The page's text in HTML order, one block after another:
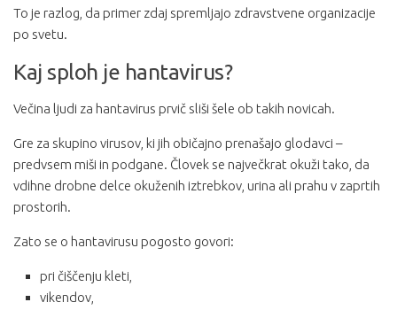
To je razlog, da primer zdaj spremljajo zdravstvene organizacije
po svetu.
Kaj sploh je hantavirus?
Večina ljudi za hantavirus prvič sliši šele ob takih novicah.
Gre za skupino virusov, ki jih običajno prenašajo glodavci –
predvsem miši in podgane. Človek se največkrat okuži tako, da
vdihne drobne delce okuženih iztrebkov, urina ali prahu v zaprtih
prostorih.
Zato se o hantavirusu pogosto govori:
pri čiščenju kleti,
vikendov,